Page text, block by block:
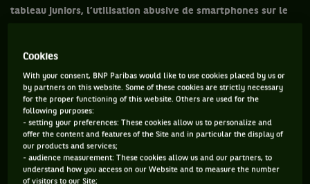
tableau juniors, l’utilisation abusive de smartphones sur le
Tipsarevic, le cafteur
Eliminé sèchement au 3ème tour par Youzhny, Janko
Tipsarevic a passé ses nerfs sur des spectateurs impolis.
Cookies
With your consent, BNP Paribas would like to use cookies placed by us or
by partners on this website. Some of these cookies are strictly necessary
for the proper functioning of this website. Others are used for the
following purposes:
- setting your preferences: These cookies allow us to personalize and
offer the content and features of the Site and in particular the display of
our products and services;
- audience measurement: These cookies allow us and our partners, to
understand how you access on our Website and to measure the number
of visitors to our Site;